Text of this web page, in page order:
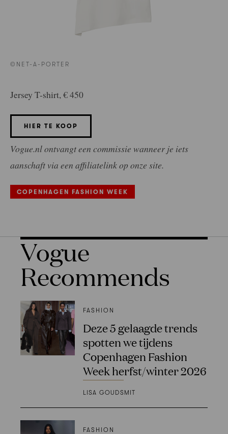
©NET-A-PORTER
Jersey T-shirt, € 450
HIER TE KOOP
Vogue.nl ontvangt een commissie wanneer je iets
aanschaft via een affiliatelink op onze site.
COPENHAGEN FASHION WEEK
Vogue
Recommends
FASHION
Deze 5 gelaagde trends
spotten we tijdens
Copenhagen Fashion
Week herfst/winter 2026
LISA GOUDSMIT
FASHION